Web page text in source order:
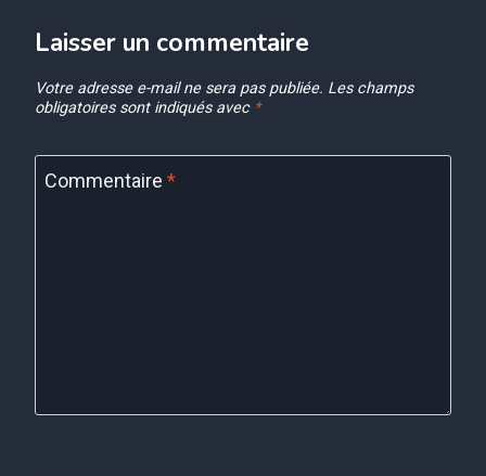
Laisser un commentaire
Votre adresse e-mail ne sera pas publiée. Les champs
obligatoires sont indiqués avec *
Commentaire *